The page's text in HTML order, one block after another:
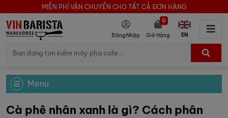
MIỄN PHÍ VẬN CHUYỂN CHO TẤT CẢ ĐƠN HÀNG
Đăng Nhập Giỏ Hàng
0
EN
Menu
Cà phê nhân xanh là gì? Cách phân